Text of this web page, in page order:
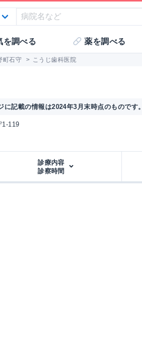
を調べる 薬を調べる
町石守 > こうじ歯科医院
に記載の情報は2024年3月末時点のものです。
1-119
診療内容
診察時間